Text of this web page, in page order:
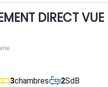
DIRECT VUE
3chambres 2SdB